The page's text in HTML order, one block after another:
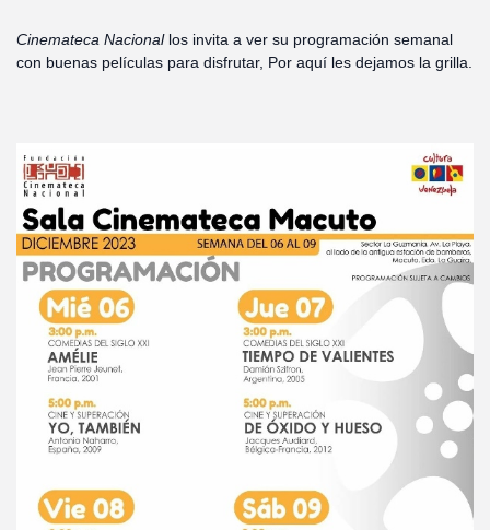
Cinemateca Nacionallos invita a ver su programación semanal
con buenas películas para disfrutar, Por aquí les dejamos la grilla.